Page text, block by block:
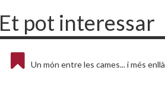
Et pot interessar
Un món entre les cames... i més enllà